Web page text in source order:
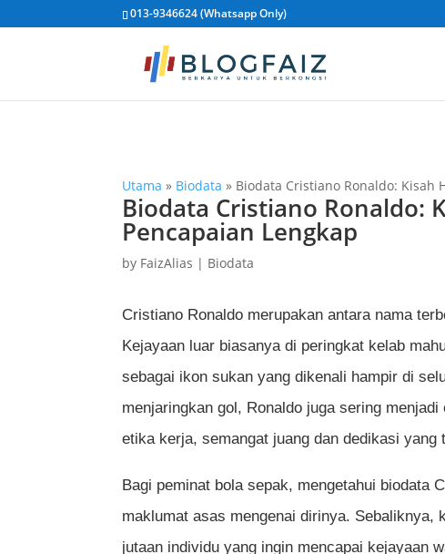
013-9346624 (Whatsapp Only)
Utama » Biodata » Biodata Cristiano Ronaldo: Kisah
Biodata Cristiano Ronaldo:
Pencapaian Lengkap
by FaizAlias | Biodata
Cristiano Ronaldo merupakan antara nama
Kejayaan luar biasanya di peringkat kelab
sebagai ikon sukan yang dikenali hampir di
menjaringkan gol, Ronaldo juga sering
etika kerja, semangat juang dan dedikasi yang
Bagi peminat bola sepak, mengetahui biodata
maklumat asas mengenai dirinya. Sebaliknya,
jutaan individu yang ingin mencapai kejayaan